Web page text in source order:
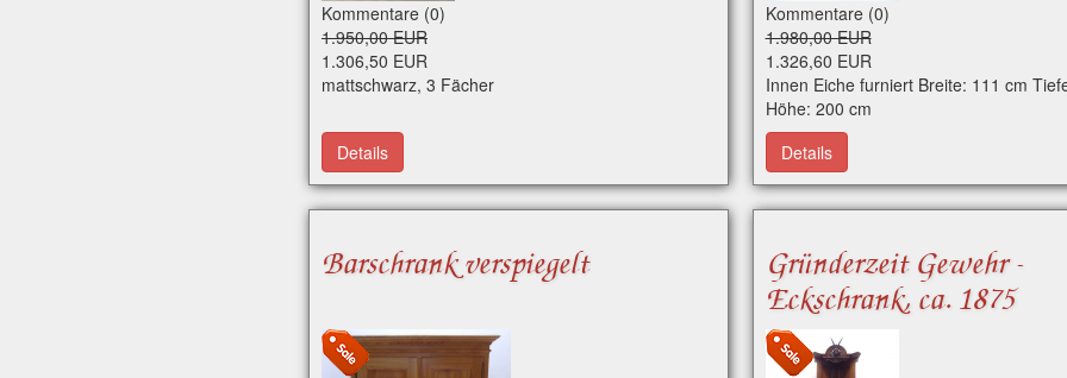
Kommentare (0)
1.950,00 EUR
1.306,50 EUR
mattschwarz, 3 Fächer
Details
Kommentare (0)
1.980,00 EUR
1.326,60 EUR
Innen Eiche furniert Breite: 111 cm
Höhe: 200 cm
Details
Barschrank verspiegelt
Gründerzeit Gewehr -
Eckschrank, ca. 1875